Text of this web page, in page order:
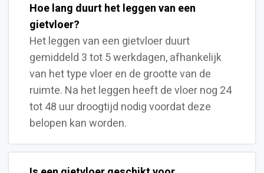
Hoe lang duurt het leggen van een
gietvloer?
Het leggen van een gietvloer duurt
gemiddeld 3 tot 5 werkdagen, afhankelijk
van het type vloer en de grootte van de
ruimte. Na het leggen heeft de vloer nog 24
tot 48 uur droogtijd nodig voordat deze
belopen kan worden.